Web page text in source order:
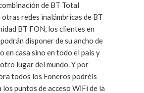
de BT Total
otras redes inalámbricas de BT
BT FON, los clientes en
disponer de su ancho de
en casa sino en todo el país y
lugar del mundo. Y por
todos los Foneros podréis
puntos de acceso WiFi de la